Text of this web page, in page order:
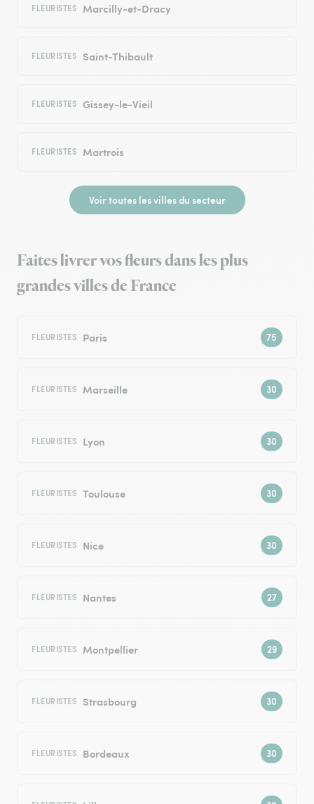
FLEURISTES Marcilly-et-Dracy
FLEURISTES Saint-Thibault
FLEURISTES Gissey-le-Vieil
FLEURISTES Martrois
Voir toutes les villes du secteur
Faites livrer vos fleurs dans les plus
grandes villes de France
FLEURISTES Paris
FLEURISTES Marseille
FLEURISTES Lyon
FLEURISTES Toulouse
FLEURISTES Nice
FLEURISTES Nantes
FLEURISTES Montpellier
FLEURISTES Strasbourg
FLEURISTES Bordeaux